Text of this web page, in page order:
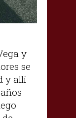
y
se
y allí